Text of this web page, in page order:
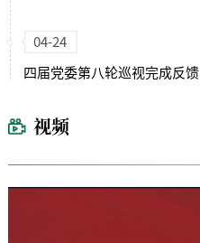
04-24
四届党委第八轮巡视完成反馈
视频